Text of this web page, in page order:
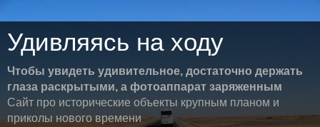
Удивляясь на ходу
Чтобы увидеть удивительное, достаточно держать
глаза раскрытыми, а фотоаппарат заряженным
Сайт про исторические объекты крупным планом и
приколы нового времени